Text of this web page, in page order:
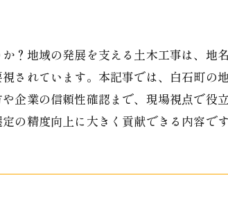
？地域の発展を支える土木工事は、地
されています。本記事では、白石町の
企業の信頼性確認まで、現場視点で役
の精度向上に大きく貢献できる内容です